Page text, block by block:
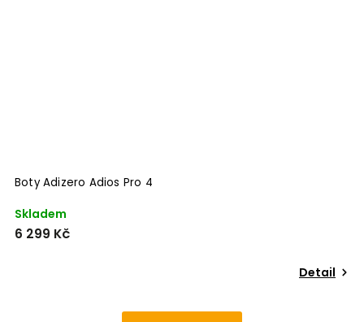
Boty Adizero Adios Pro 4
Skladem
6 299 Kč
Detail